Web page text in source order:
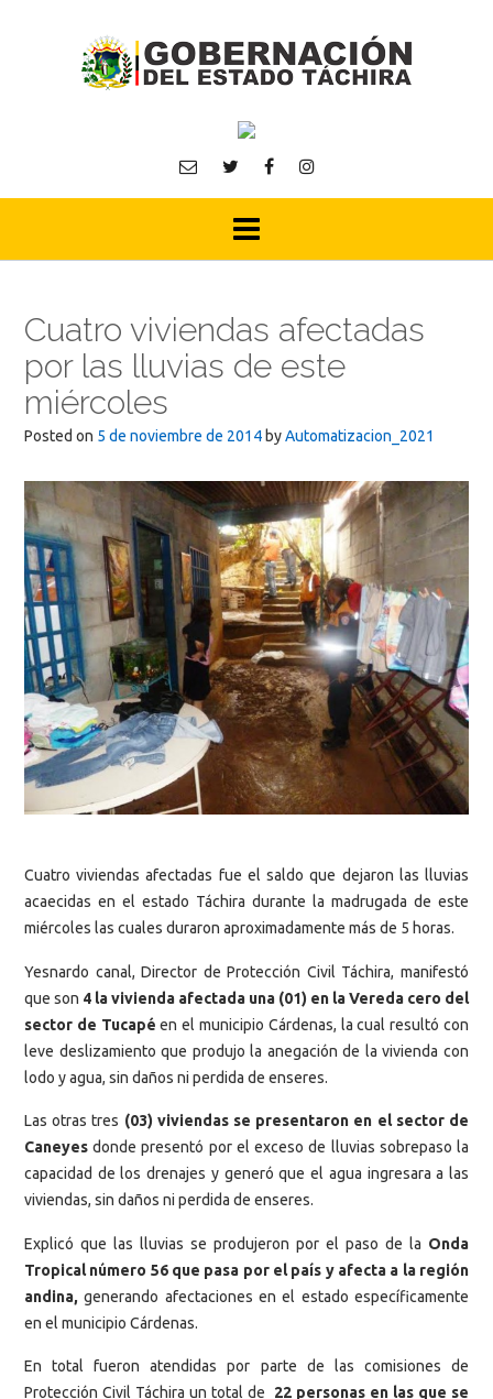
Cuatro viviendas afectadas
por las lluvias de este
miércoles
Posted on 5 de noviembre de 2014 byAutomatizacion_2021
Cuatro viviendas afectadas fue el saldo que dejaron las lluvias
acaecidas en el estado Táchira durante la madrugada de este
miércoles las cuales duraron aproximadamente más de 5 horas.
Yesnardo canal, Director de Protección Civil Táchira, manifestó
que son 4 la vivienda afectada una (01) en la Vereda cero del
sector de Tucapé en el municipio Cárdenas, la cual resultó con
leve deslizamiento que produjo la anegación de la vivienda con
lodo y agua, sin daños ni perdida de enseres.
Las otras tres (03) viviendas se presentaron en el sector de
Caneyes donde presentó por el exceso de lluvias sobrepaso la
capacidad de los drenajes y generó que el agua ingresara a las
viviendas, sin daños ni perdida de enseres.
Explicó que las lluvias se produjeron por el paso de la Onda
Tropical número 56 que pasa por el país y afecta a la región
andina, generando afectaciones en el estado específicamente
en el municipio Cárdenas.
En total fueron atendidas por parte de las comisiones de
Protección Civil Táchira un total de 22 personas en las que se